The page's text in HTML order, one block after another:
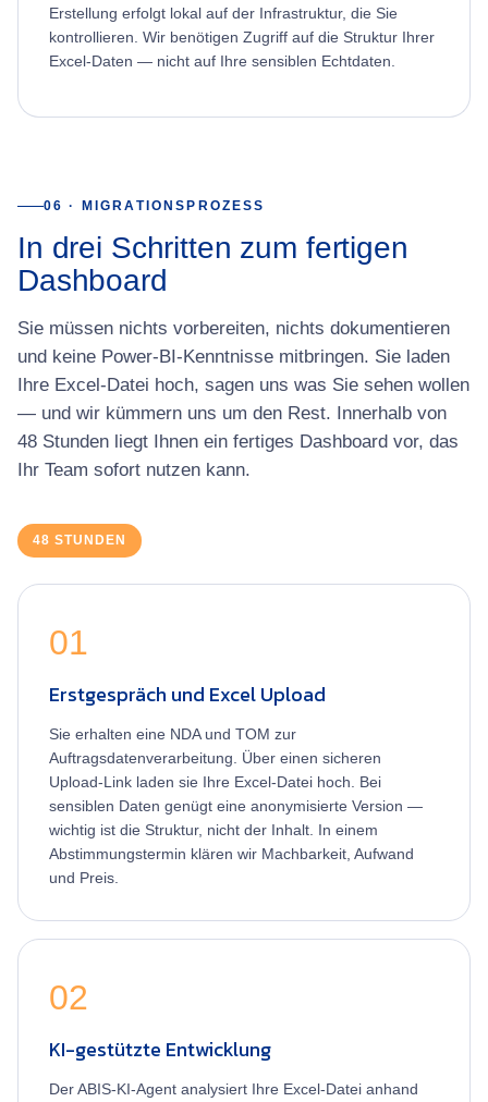
Erstellung erfolgt lokal auf der Infrastruktur, die Sie
kontrollieren. Wir benötigen Zugriff auf die Struktur Ihrer
Excel-Daten — nicht auf Ihre sensiblen Echtdaten.
06 · MIGRATIONSPROZESS
In drei Schritten zum fertigen
Dashboard
Sie müssen nichts vorbereiten, nichts dokumentieren
und keine Power-BI-Kenntnisse mitbringen. Sie laden
Ihre Excel-Datei hoch, sagen uns was Sie sehen wollen
— und wir kümmern uns um den Rest. Innerhalb von
48 Stunden liegt Ihnen ein fertiges Dashboard vor, das
Ihr Team sofort nutzen kann.
48 STUNDEN
01
Erstgespräch und Excel Upload
Sie erhalten eine NDA und TOM zur
Auftragsdatenverarbeitung. Über einen sicheren
Upload-Link laden sie Ihre Excel-Datei hoch. Bei
sensiblen Daten genügt eine anonymisierte Version —
wichtig ist die Struktur, nicht der Inhalt. In einem
Abstimmungstermin klären wir Machbarkeit, Aufwand
und Preis.
02
KI-gestützte Entwicklung
Der ABIS-KI-Agent analysiert Ihre Excel-Datei anhand